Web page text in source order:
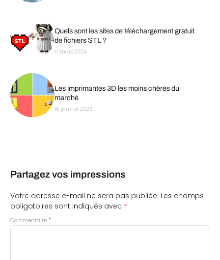
Quels sont les sites de téléchargement gratuit
de fichiers STL ?
17 mars 2024
Les imprimantes 3D les moins chères du
marché
16 janvier 2025
Partagez vos impressions
Votre adresse e-mail ne sera pas publiée. Les champs
obligatoires sont indiqués avec *
Commentaire *